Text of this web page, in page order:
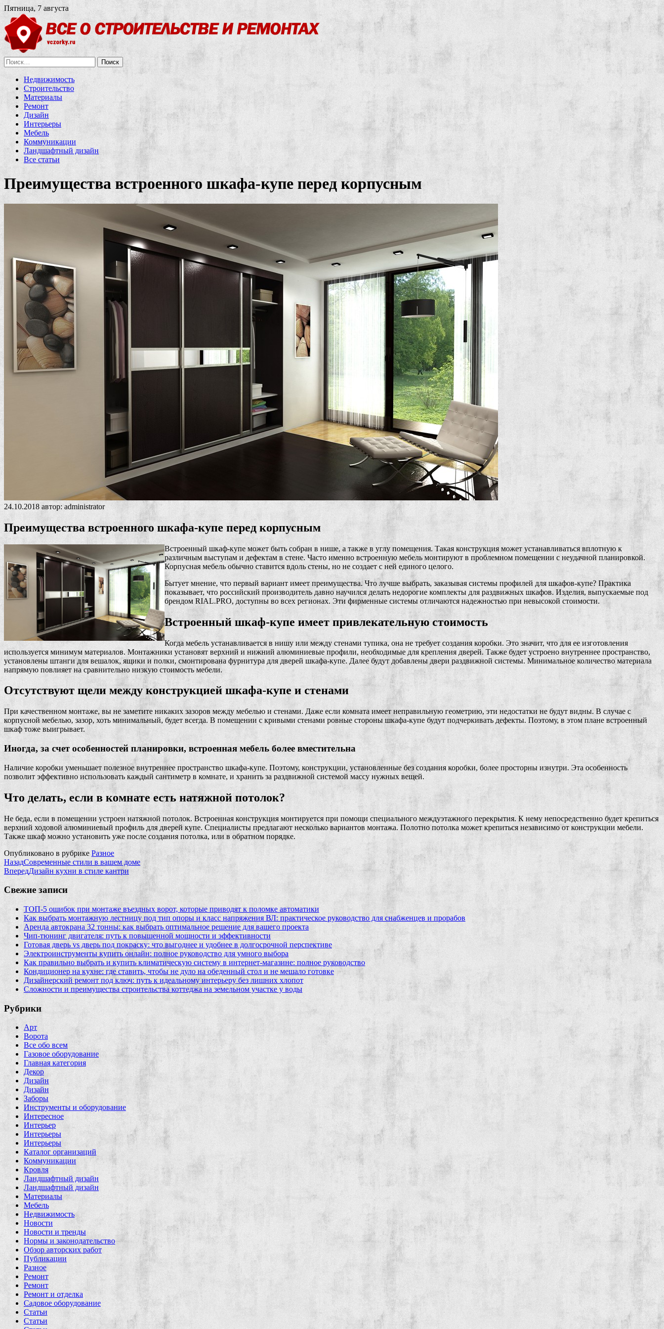
Пятница, 7 августа
Найти:
Недвижимость
Строительство
Материалы
Ремонт
Дизайн
Интерьеры
Мебель
Коммуникации
Ландшафтный дизайн
Все статьи
Преимущества встроенного шкафа-купе перед корпусным
24.10.2018 автор: administrator
Преимущества встроенного шкафа-купе перед корпусным
Встроенный шкаф-купе может быть собран в нише, а также в углу помещения. Такая конструкция может устанавливаться вплотную к
различным выступам и дефектам в стене. Часто именно встроенную мебель монтируют в проблемном помещении с неудачной планировкой.
Корпусная мебель обычно ставится вдоль стены, но не создает с ней единого целого.
Бытует мнение, что первый вариант имеет преимущества. Что лучше выбрать, заказывая системы профилей для шкафов-купе? Практика
показывает, что российский производитель давно научился делать недорогие комплекты для раздвижных шкафов. Изделия, выпускаемые под
брендом RIAL.PRO, доступны во всех регионах. Эти фирменные системы отличаются надежностью при невысокой стоимости.
Встроенный шкаф-купе имеет привлекательную стоимость
Когда мебель устанавливается в нишу или между стенами тупика, она не требует создания коробки. Это значит, что для ее изготовления
используется минимум материалов. Монтажники установят верхний и нижний алюминиевые профили, необходимые для крепления дверей. Также будет устроено внутреннее пространство,
установлены штанги для вешалок, ящики и полки, смонтирована фурнитура для дверей шкафа-купе. Далее будут добавлены двери раздвижной системы. Минимальное количество материала
напрямую повлияет на сравнительно низкую стоимость мебели.
Отсутствуют щели между конструкцией шкафа-купе и стенами
При качественном монтаже, вы не заметите никаких зазоров между мебелью и стенами. Даже если комната имеет неправильную геометрию, эти недостатки не будут видны. В случае с
корпусной мебелью, зазор, хоть минимальный, будет всегда. В помещении с кривыми стенами ровные стороны шкафа-купе будут подчеркивать дефекты. Поэтому, в этом плане встроенный
шкаф тоже выигрывает.
Иногда, за счет особенностей планировки, встроенная мебель более вместительна
Наличие коробки уменьшает полезное внутреннее пространство шкафа-купе. Поэтому, конструкции, установленные без создания коробки, более просторны изнутри. Эта особенность
позволит эффективно использовать каждый сантиметр в комнате, и хранить за раздвижной системой массу нужных вещей.
Что делать, если в комнате есть натяжной потолок?
Не беда, если в помещении устроен натяжной потолок. Встроенная конструкция монтируется при помощи специального междуэтажного перекрытия. К нему непосредственно будет крепиться
верхний ходовой алюминиевый профиль для дверей купе. Специалисты предлагают несколько вариантов монтажа. Полотно потолка может крепиться независимо от конструкции мебели.
Также шкаф можно установить уже после создания потолка, или в обратном порядке.
Опубликовано в рубрике Разное
НазадСовременные стили в вашем доме
ВпередДизайн кухни в стиле кантри
Свежие записи
ТОП-5 ошибок при монтаже въездных ворот, которые приводят к поломке автоматики
Как выбрать монтажную лестницу под тип опоры и класс напряжения ВЛ: практическое руководство для снабженцев и прорабов
Аренда автокрана 32 тонны: как выбрать оптимальное решение для вашего проекта
Чип‑тюнинг двигателя: путь к повышенной мощности и эффективности
Готовая дверь vs дверь под покраску: что выгоднее и удобнее в долгосрочной перспективе
Электроинструменты купить онлайн: полное руководство для умного выбора
Как правильно выбрать и купить климатическую систему в интернет‑магазине: полное руководство
Кондиционер на кухне: где ставить, чтобы не дуло на обеденный стол и не мешало готовке
Дизайнерский ремонт под ключ: путь к идеальному интерьеру без лишних хлопот
Сложности и преимущества строительства коттеджа на земельном участке у воды
Рубрики
Арт
Ворота
Все обо всем
Газовое оборудование
Главная категория
Декор
Дизайн
Дизайн
Заборы
Инструменты и оборудование
Интересное
Интерьер
Интерьеры
Интерьеры
Каталог организаций
Коммуникации
Кровля
Ландшафтный дизайн
Ландшафтный дизайн
Материалы
Мебель
Недвижимость
Новости
Новости и тренды
Нормы и законодательство
Обзор авторских работ
Публикации
Разное
Ремонт
Ремонт
Ремонт и отделка
Садовое оборудование
Статьи
Статьи